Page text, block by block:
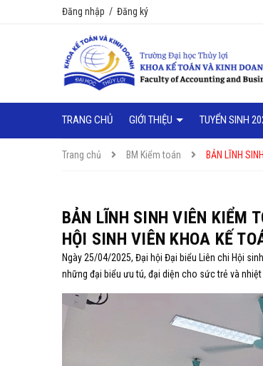
Đăng nhập / Đăng ký
TRANG CHỦ GIỚI THIỆU TUYỂN SINH
Trang chủ BM Kiểm toán BẢN LĨNH
BẢN LĨNH SINH VIÊN KIỂM
HỘI SINH VIÊN KHOA KẾ
Ngày 25/04/2025, Đại hội Đại biểu Liên chi Hội
những đại biểu ưu tú, đại diện cho sức trẻ và nhiệt